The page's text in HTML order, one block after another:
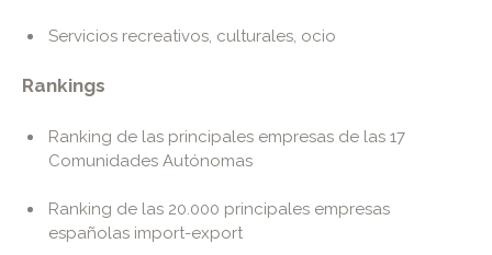
Servicios recreativos, culturales, ocio
Rankings
Ranking de las principales empresas de las 17
Comunidades Autónomas
Ranking de las 20.000 principales empresas
españolas import-export